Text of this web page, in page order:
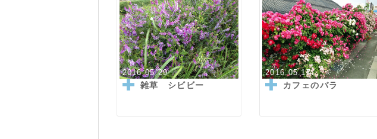
2016.05.29
雑草 シビビー
2016.05.17
カフェのバラ